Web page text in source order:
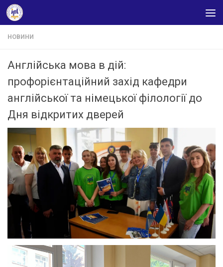
Skip to content
НОВИНИ
Англійська мова в дій:
профорієнтаційний захід кафедри
англійської та німецької філології до
Дня відкритих дверей